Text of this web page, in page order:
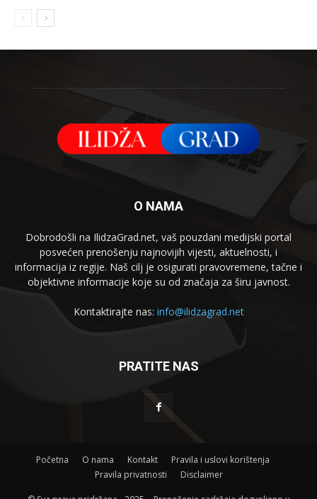
O NAMA
Dobrodošli na IlidzaGrad.net, vaš pouzdani medijski portal
posvećen prenošenju najnovijih vijesti, aktuelnosti, i
informacija iz regije. Naš cilj je osigurati pravovremene, tačne i
objektivne informacije koje su od značaja za širu javnost.
Kontaktirajte nas: info@ilidzagrad.net
PRATITE NAS
Početna O nama Kontakt
Pravila i uslovi korištenja
Pravila privatnosti
Disclaimer